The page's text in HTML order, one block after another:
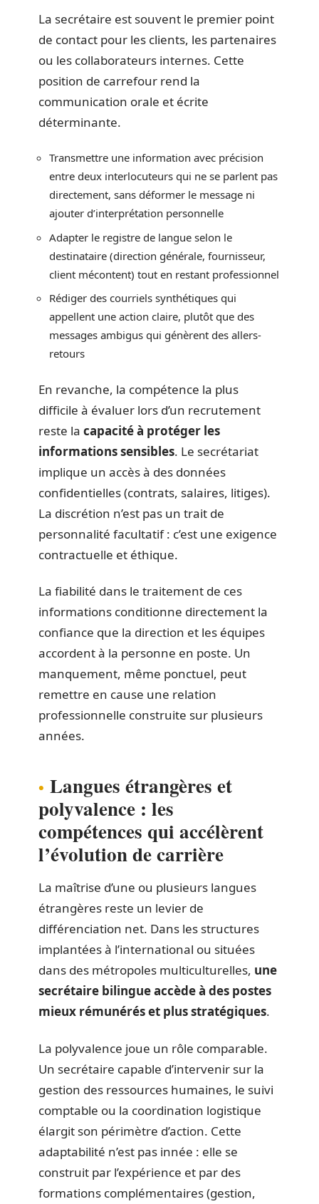
La secrétaire est souvent le premier point
de contact pour les clients, les partenaires
ou les collaborateurs internes. Cette
position de carrefour rend la
communication orale et écrite
déterminante.
Transmettre une information avec précision
entre deux interlocuteurs qui ne se parlent pas
directement, sans déformer le message ni
ajouter d’interprétation personnelle
Adapter le registre de langue selon le
destinataire (direction générale, fournisseur,
client mécontent) tout en restant professionnel
Rédiger des courriels synthétiques qui
appellent une action claire, plutôt que des
messages ambigus qui génèrent des allers-
retours
En revanche, la compétence la plus
difficile à évaluer lors d’un recrutement
reste la capacité à protéger les
informations sensibles. Le secrétariat
implique un accès à des données
confidentielles (contrats, salaires, litiges).
La discrétion n’est pas un trait de
personnalité facultatif : c’est une exigence
contractuelle et éthique.
La fiabilité dans le traitement de ces
informations conditionne directement la
confiance que la direction et les équipes
accordent à la personne en poste. Un
manquement, même ponctuel, peut
remettre en cause une relation
professionnelle construite sur plusieurs
années.
Langues étrangères et
polyvalence : les
compétences qui accélèrent
l’évolution de carrière
La maîtrise d’une ou plusieurs langues
étrangères reste un levier de
différenciation net. Dans les structures
implantées à l’international ou situées
dans des métropoles multiculturelles, une
secrétaire bilingue accède à des postes
mieux rémunérés et plus stratégiques.
La polyvalence joue un rôle comparable.
Un secrétaire capable d’intervenir sur la
gestion des ressources humaines, le suivi
comptable ou la coordination logistique
élargit son périmètre d’action. Cette
adaptabilité n’est pas innée : elle se
construit par l’expérience et par des
formations complémentaires (gestion,